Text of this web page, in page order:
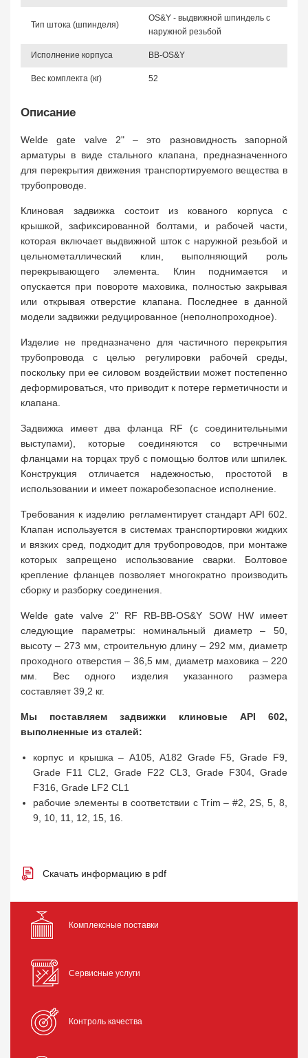
Тип штока (шпинделя)
OS&Y - выдвижной шпиндель с
наружной резьбой
Исполнение корпуса BB-OS&Y
Вес комплекта (кг) 52
Описание
Welde gate valve 2" – это разновидность запорной
арматуры в виде стального клапана, предназначенного
для перекрытия движения транспортируемого вещества в
трубопроводе.
Клиновая задвижка состоит из кованого корпуса с
крышкой, зафиксированной болтами, и рабочей части,
которая включает выдвижной шток с наружной резьбой и
цельнометаллический клин, выполняющий роль
перекрывающего элемента. Клин поднимается и
опускается при повороте маховика, полностью закрывая
или открывая отверстие клапана. Последнее в данной
модели задвижки редуцированное (неполнопроходное).
Изделие не предназначено для частичного перекрытия
трубопровода с целью регулировки рабочей среды,
поскольку при ее силовом воздействии может постепенно
деформироваться, что приводит к потере герметичности и
клапана.
Задвижка имеет два фланца RF (с соединительными
выступами), которые соединяются со встречными
фланцами на торцах труб с помощью болтов или шпилек.
Конструкция отличается надежностью, простотой в
использовании и имеет пожаробезопасное исполнение.
Требования к изделию регламентирует стандарт API 602.
Клапан используется в системах транспортировки жидких
и вязких сред, подходит для трубопроводов, при монтаже
которых запрещено использование сварки. Болтовое
крепление фланцев позволяет многократно производить
сборку и разборку соединения.
Welde gate valve 2" RF RB-BB-OS&Y SOW HW имеет
следующие параметры: номинальный диаметр – 50,
высоту – 273 мм, строительную длину – 292 мм, диаметр
проходного отверстия – 36,5 мм, диаметр маховика – 220
мм. Вес одного изделия указанного размера
составляет 39,2 кг.
Мы поставляем задвижки клиновые API 602,
выполненные из сталей:
корпус и крышка – A105, A182 Grade F5, Grade F9,
Grade F11 CL2, Grade F22 CL3, Grade F304, Grade
F316, Grade LF2 CL1
рабочие элементы в соответствии с Trim – #2, 2S, 5, 8,
9, 10, 11, 12, 15, 16.
Скачать информацию в pdf
Комплексные поставки
Сервисные услуги
Контроль качества